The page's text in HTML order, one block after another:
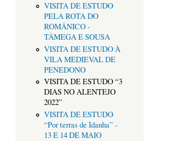
VISITA DE ESTUDO
PELA ROTA DO
ROMÂNICO -
TÂMEGA E SOUSA
VISITA DE ESTUDO À
VILA MEDIEVAL DE
PENEDONO
VISITA DE ESTUDO “3
DIAS NO ALENTEJO
2022”
VISITA DE ESTUDO
“Por terras de Idanha” -
13 E 14 DE MAIO